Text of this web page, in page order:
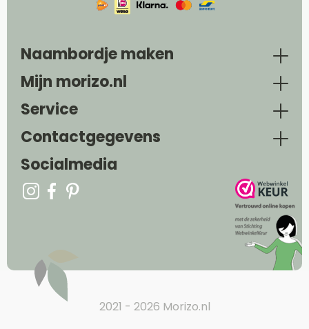
Naambordje maken
Mijn morizo.nl
Service
Contactgegevens
Socialmedia
2021 - 2026 Morizo.nl